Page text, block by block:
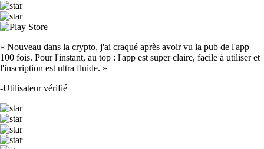
« Nouveau dans la crypto, j'ai craqué après avoir vu la pub de l'app
100 fois. Pour l'instant, au top : l'app est super claire, facile à utiliser et
l'inscription est ultra fluide. »
-Utilisateur vérifié